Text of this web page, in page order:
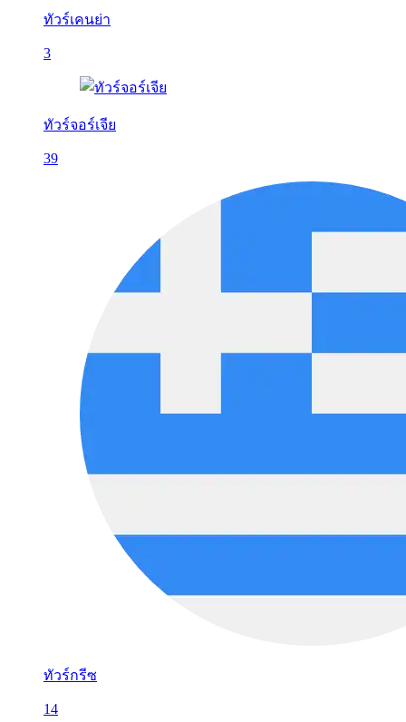
ทัวร์เคนย่า
3
ทัวร์จอร์เจีย
39
ทัวร์กรีซ
14